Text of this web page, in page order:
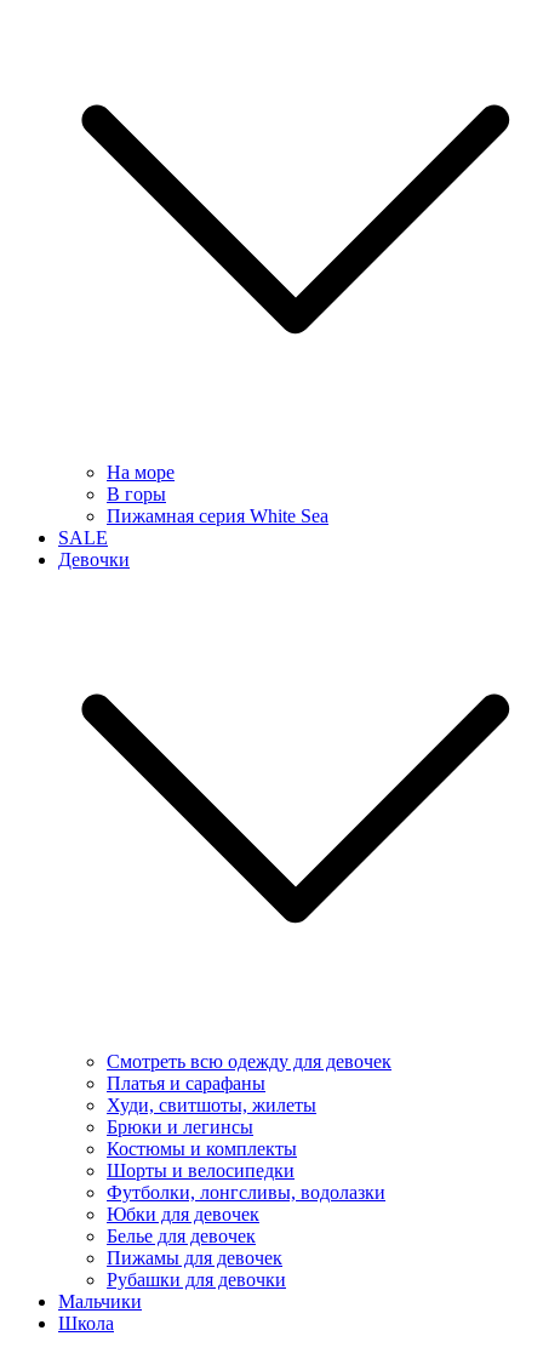
На море
В горы
Пижамная серия White Sea
SALE
Девочки
Смотреть всю одежду для девочек
Платья и сарафаны
Худи, свитшоты, жилеты
Брюки и легинсы
Костюмы и комплекты
Шорты и велосипедки
Футболки, лонгсливы, водолазки
Юбки для девочек
Белье для девочек
Пижамы для девочек
Рубашки для девочки
Мальчики
Школа